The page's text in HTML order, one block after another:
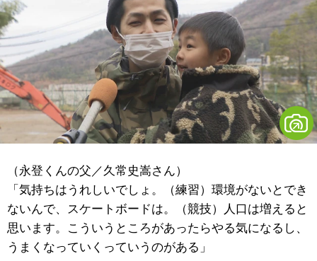
（永登くんの父／久常史嵩さん）
「気持ちはうれしいでしょ。（練習）環境がないとでき
ないんで、スケートボードは。（競技）人口は増えると
思います。こういうところがあったらやる気になるし、
うまくなっていくっていうのがある」